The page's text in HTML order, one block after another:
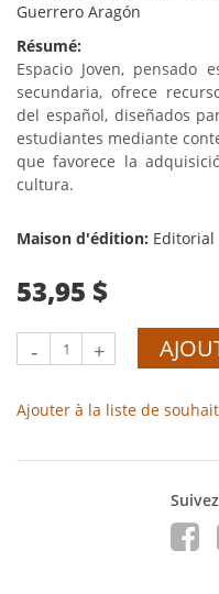
Guerrero Aragón
Résumé:
Espacio Joven, pensado
secundaria, ofrece
del español, diseñados
estudiantes mediante
que favorece la
cultura.
Maison d'édition: Editorial
53,95 $
- +
Ajouter à la liste de